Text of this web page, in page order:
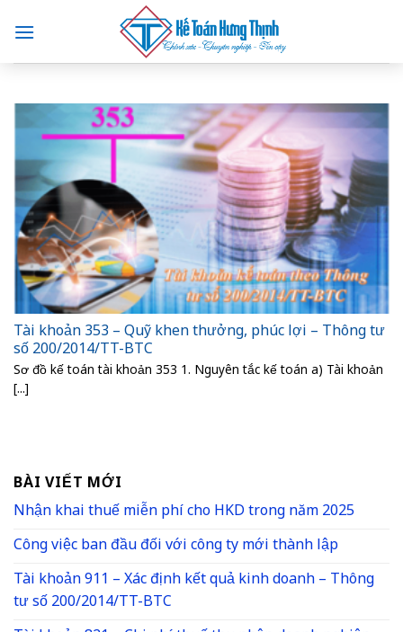
content
Tài khoản 353 – Quỹ khen thưởng, phúc lợi – Thông tư
số 200/2014/TT-BTC
Sơ đồ kế toán tài khoản 353 1. Nguyên tắc kế toán a) Tài khoản
[...]
BÀI VIẾT MỚI
Nhận khai thuế miễn phí cho HKD trong năm 2025
Công việc ban đầu đối với công ty mới thành lập
Tài khoản 911 – Xác định kết quả kinh doanh – Thông
tư số 200/2014/TT-BTC